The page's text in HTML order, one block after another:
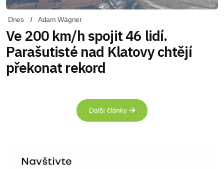
Dnes Adam Wágner
Ve 200 km/h spojit 46 lidí.
Parašutisté nad Klatovy chtějí
překonat rekord
Další články